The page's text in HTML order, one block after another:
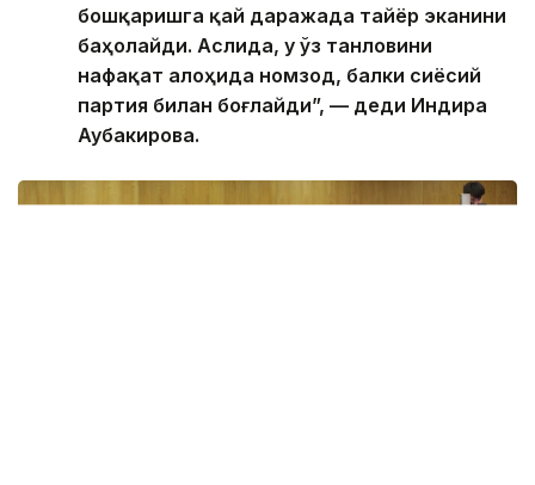
бошқаришга қай даражада тайёр эканини
баҳолайди. Аслида, у ўз танловини
нафақат алоҳида номзод, балки сиёсий
партия билан боғлайди”, — деди Индира
Аубакирова.